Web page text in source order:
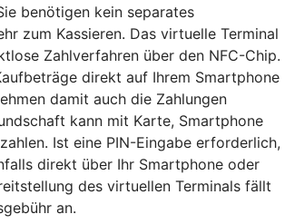
benötigen kein separates
zum Kassieren. Das virtuelle Terminal
Zahlverfahren über den NFC-Chip.
direkt auf Ihrem Smartphone
damit auch die Zahlungen
kann mit Karte, Smartphone
Ist eine PIN-Eingabe erforderlich,
direkt über Ihr Smartphone oder
des virtuellen Terminals fällt
an.